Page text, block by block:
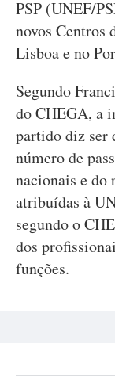
PSP (UNEF/
novos Centros
Lisboa e no
Segundo
do CHEGA, a
partido diz ser
número de
nacionais e do
atribuídas à
segundo o
dos
funções.